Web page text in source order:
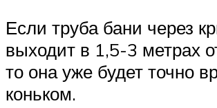
Если труба бани через
выходит в 1,5-3 метрах
то она уже будет точно
коньком.